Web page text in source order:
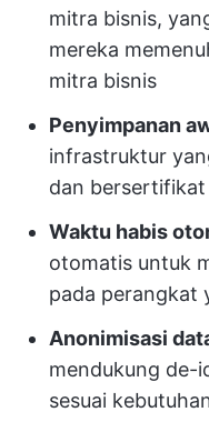
mitra bisnis,
mereka
mitra bisnis
Penyimpanan
infrastruktur
dan bersertifikat
Waktu habis
otomatis untuk
pada perangkat
Anonimisasi
mendukung de-
sesuai